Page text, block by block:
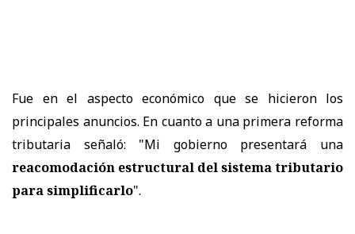
Fue en el aspecto económico que se hicieron los
principales anuncios. En cuanto a una primera reforma
tributaria señaló: "Mi gobierno presentará una
reacomodación estructural del sistema tributario
para simplificarlo".